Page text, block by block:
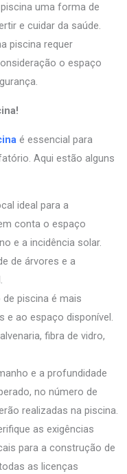
uma forma de
e cuidar da saúde.
piscina requer
o espaço
é essencial para
Aqui estão alguns
ideal para a
conta o espaço
e a incidência solar.
de árvores e a
de piscina é mais
e ao espaço disponível.
fibra de vidro,
e a profundidade
no número de
realizadas na piscina.
as exigências
para a construção de
as licenças